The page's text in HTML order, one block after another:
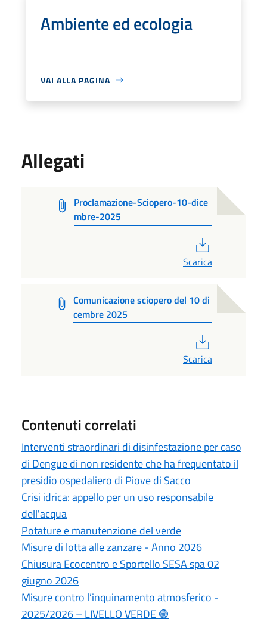
Ambiente ed ecologia
VAI ALLA PAGINA
Allegati
Proclamazione-Sciopero-10-dice
mbre-2025
Scarica
Comunicazione sciopero del 10 di
cembre 2025
Scarica
Contenuti correlati
Interventi straordinari di disinfestazione per caso
di Dengue di non residente che ha frequentato il
presidio ospedaliero di Piove di Sacco
Crisi idrica: appello per un uso responsabile
dell'acqua
Potature e manutenzione del verde
Misure di lotta alle zanzare - Anno 2026
Chiusura Ecocentro e Sportello SESA spa 02
giugno 2026
Misure contro l’inquinamento atmosferico -
2025/2026 – LIVELLO VERDE 🟢